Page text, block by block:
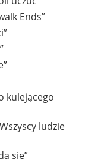
Ends”
kulejącego
ludzie
się”